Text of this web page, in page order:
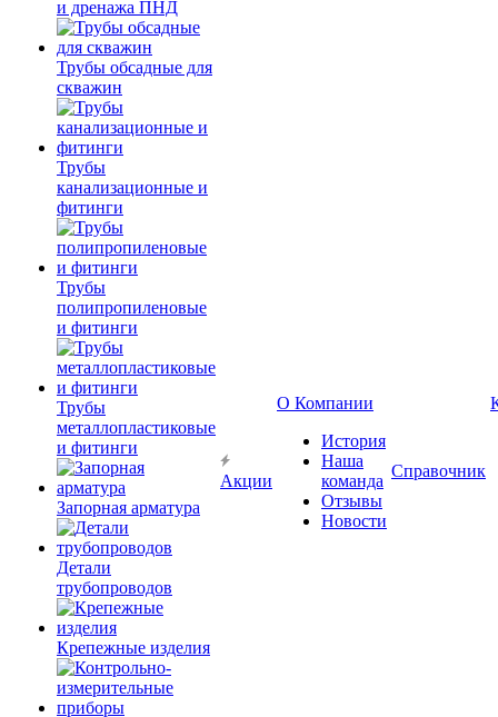
и дренажа ПНД
Трубы обсадные для
скважин
Трубы
канализационные и
фитинги
Трубы
полипропиленовые
и фитинги
Трубы
металлопластиковые
и фитинги
Запорная арматура
Детали
трубопроводов
Крепежные изделия
Акции
О Компании
История
Наша
команда
Отзывы
Новости
Справочник